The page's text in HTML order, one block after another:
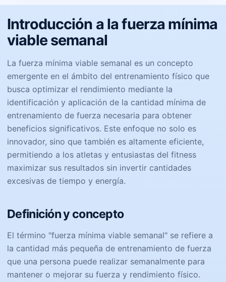
Introducción a la fuerza mínima
viable semanal
La fuerza mínima viable semanal es un concepto
emergente en el ámbito del entrenamiento físico que
busca optimizar el rendimiento mediante la
identificación y aplicación de la cantidad mínima de
entrenamiento de fuerza necesaria para obtener
beneficios significativos. Este enfoque no solo es
innovador, sino que también es altamente eficiente,
permitiendo a los atletas y entusiastas del fitness
maximizar sus resultados sin invertir cantidades
excesivas de tiempo y energía.
Definición y concepto
El término "fuerza mínima viable semanal" se refiere a
la cantidad más pequeña de entrenamiento de fuerza
que una persona puede realizar semanalmente para
mantener o mejorar su fuerza y rendimiento físico.